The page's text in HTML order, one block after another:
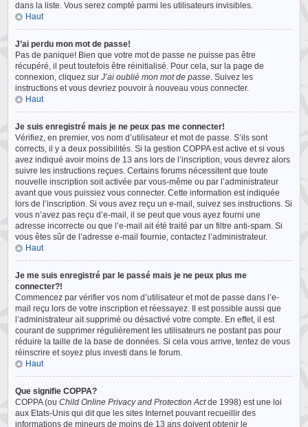
dans la liste. Vous serez compté parmi les utilisateurs invisibles.
Haut
J’ai perdu mon mot de passe!
Pas de panique! Bien que votre mot de passe ne puisse pas être
récupéré, il peut toutefois être réinitialisé. Pour cela, sur la page de
connexion, cliquez surJ’ai oublié mon mot de passe. Suivez les
instructions et vous devriez pouvoir à nouveau vous connecter.
Haut
Je suis enregistré mais je ne peux pas me connecter!
Vérifiez, en premier, vos nom d’utilisateur et mot de passe. S’ils sont
corrects, il y a deux possibilités. Si la gestion COPPA est active et si vous
avez indiqué avoir moins de 13 ans lors de l’inscription, vous devrez alors
suivre les instructions reçues. Certains forums nécessitent que toute
nouvelle inscription soit activée par vous-même ou par l’administrateur
avant que vous puissiez vous connecter. Cette information est indiquée
lors de l’inscription. Si vous avez reçu un e-mail, suivez ses instructions. Si
vous n’avez pas reçu d’e-mail, il se peut que vous ayez fourni une
adresse incorrecte ou que l’e-mail ait été traité par un filtre anti-spam. Si
vous êtes sûr de l’adresse e-mail fournie, contactez l’administrateur.
Haut
Je me suis enregistré par le passé mais je ne peux plus me
connecter?!
Commencez par vérifier vos nom d’utilisateur et mot de passe dans l’e-
mail reçu lors de votre inscription et réessayez. Il est possible aussi que
l’administrateur ait supprimé ou désactivé votre compte. En effet, il est
courant de supprimer régulièrement les utilisateurs ne postant pas pour
réduire la taille de la base de données. Si cela vous arrive, tentez de vous
réinscrire et soyez plus investi dans le forum.
Haut
Que signifie COPPA?
COPPA (ouChild Online Privacy and Protection Actde 1998) est une loi
aux Etats-Unis qui dit que les sites Internet pouvant recueillir des
informations de mineurs de moins de 13 ans doivent obtenir le